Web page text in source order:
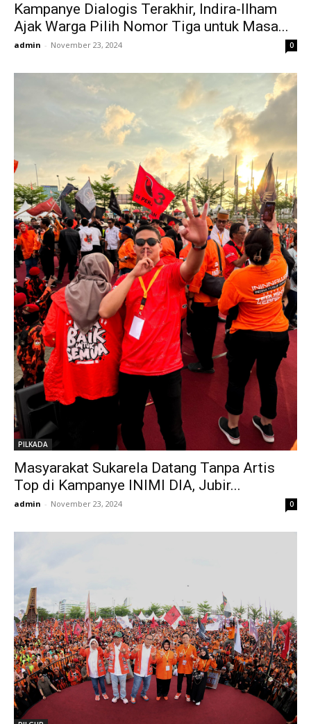
Kampanye Dialogis Terakhir, Indira-Ilham
Ajak Warga Pilih Nomor Tiga untuk Masa...
admin - November 23, 2024 0
PILKADA
Masyarakat Sukarela Datang Tanpa Artis
Top di Kampanye INIMI DIA, Jubir...
admin - November 23, 2024 0